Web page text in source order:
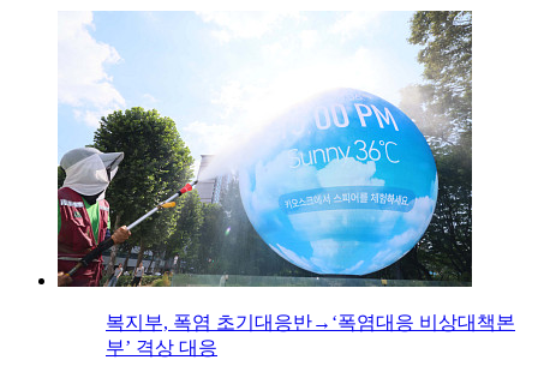
복지부, 폭염 초기대응반→‘폭염대응 비상대책본
부’ 격상 대응